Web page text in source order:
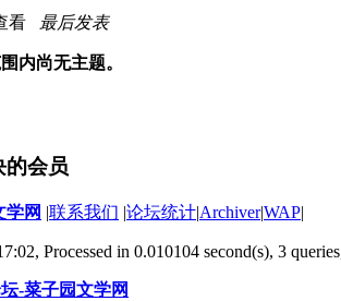
看 最后发表
内尚无主题。
的会员
学网 |联系我们 |论坛统计|Archiver|WAP|
Processed in 0.010104 second(s), 3
-菜子园文学网